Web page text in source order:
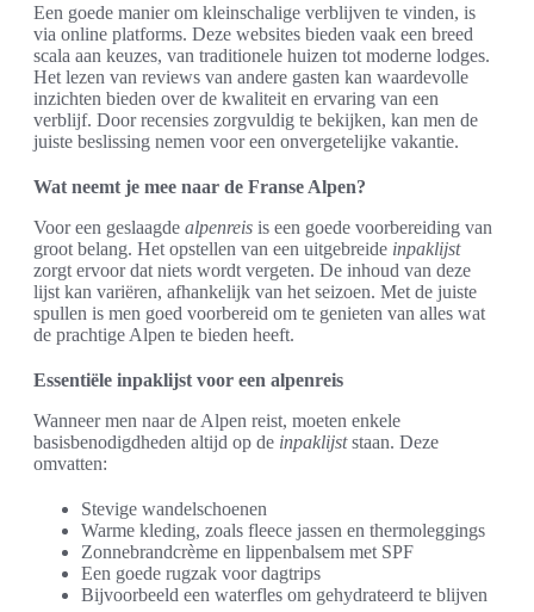
Een goede manier om kleinschalige verblijven te vinden, is
via online platforms. Deze websites bieden vaak een breed
scala aan keuzes, van traditionele huizen tot moderne lodges.
Het lezen van reviews van andere gasten kan waardevolle
inzichten bieden over de kwaliteit en ervaring van een
verblijf. Door recensies zorgvuldig te bekijken, kan men de
juiste beslissing nemen voor een onvergetelijke vakantie.
Wat neemt je mee naar de Franse Alpen?
Voor een geslaagde alpenreis is een goede voorbereiding van
groot belang. Het opstellen van een uitgebreide inpaklijst
zorgt ervoor dat niets wordt vergeten. De inhoud van deze
lijst kan variëren, afhankelijk van het seizoen. Met de juiste
spullen is men goed voorbereid om te genieten van alles wat
de prachtige Alpen te bieden heeft.
Essentiële inpaklijst voor een alpenreis
Wanneer men naar de Alpen reist, moeten enkele
basisbenodigdheden altijd op de inpaklijststaan. Deze
omvatten:
Stevige wandelschoenen
Warme kleding, zoals fleece jassen en thermoleggings
Zonnebrandcrème en lippenbalsem met SPF
Een goede rugzak voor dagtrips
Bijvoorbeeld een waterfles om gehydrateerd te blijven